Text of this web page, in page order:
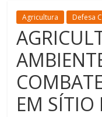
Agricultura Defesa
EM SÍTIO